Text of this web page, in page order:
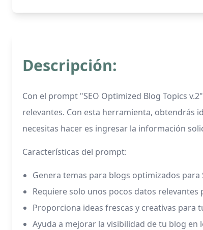
Descripción:
Con el prompt "SEO Optimized Blog Topics
relevantes. Con esta herramienta, obtendrás
necesitas hacer es ingresar la información
Características del prompt:
Genera temas para blogs optimizados para
Requiere solo unos pocos datos relevantes
Proporciona ideas frescas y creativas para
Ayuda a mejorar la visibilidad de tu blog en